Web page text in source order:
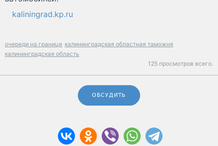
kaliningrad.kp.ru
очереди на границе калининградская областная таможня
калининградская область
125 просмотров всего.
ОБСУДИТЬ